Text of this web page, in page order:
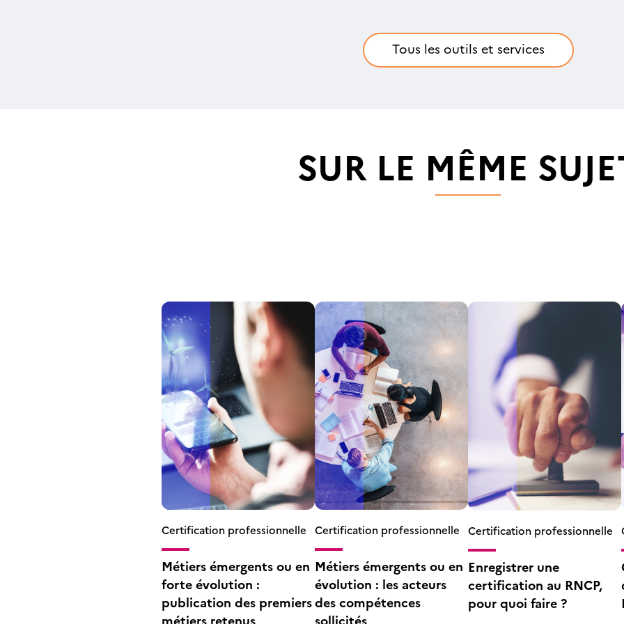
Tous les outils et services
SUR LE MÊME
Certification professionnelle
Métiers émergents ou en
forte évolution :
publication des premiers
Certification professionnelle
Métiers émergents ou en
évolution : les acteurs
des compétences
Certification professionnelle
Enregistrer une
certification au RNCP,
pour quoi faire ?